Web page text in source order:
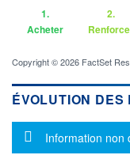
1.
Acheter
2.
Copyright © 2026 FactSet
ÉVOLUTION
Message
Information non